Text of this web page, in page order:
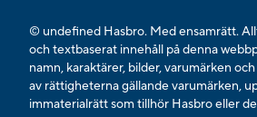
© undefined Hasbro. Med ensamrätt.
och textbaserat innehåll på denna
namn, karaktärer, bilder, varumärken
av rättigheterna gällande varumärken,
immaterialrätt som tillhör Hasbro eller